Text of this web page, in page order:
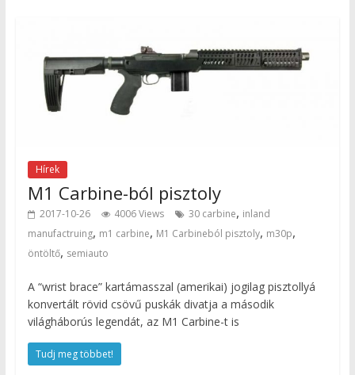
Hírek
M1 Carbine-ból pisztoly
2017-10-26 4006 Views 30 carbine, inland
manufactruing, m1 carbine, M1 Carbineból pisztoly, m30p,
öntöltő, semiauto
A “wrist brace” kartámasszal (amerikai) jogilag pisztollyá
konvertált rövid csövű puskák divatja a második
világháborús legendát, az M1 Carbine-t is
Tudj meg többet!